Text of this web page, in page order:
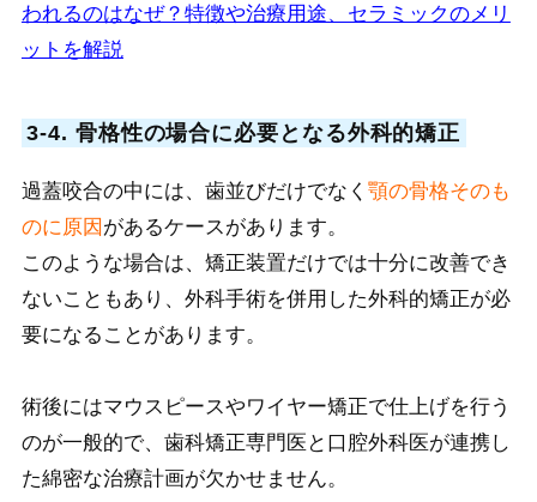
われるのはなぜ？特徴や治療用途、セラミックのメリ
ットを解説
3-4. 骨格性の場合に必要となる外科的矯正
過蓋咬合の中には、歯並びだけでなく 顎の骨格そのも
のに原因 があるケースがあります。
このような場合は、矯正装置だけでは十分に改善でき
ないこともあり、外科手術を併用した外科的矯正が必
要になることがあります。
術後にはマウスピースやワイヤー矯正で仕上げを行う
のが一般的で、歯科矯正専門医と口腔外科医が連携し
た綿密な治療計画が欠かせません。